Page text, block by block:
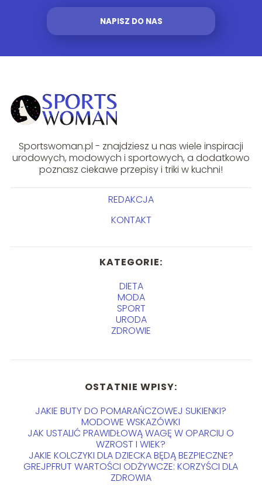
NAPISZ DO NAS
Sportswoman.pl - znajdziesz u nas wiele inspiracji
urodowych, modowych i sportowych, a dodatkowo
poznasz ciekawe przepisy i triki w kuchni!
REDAKCJA
KONTAKT
KATEGORIE:
DIETA
MODA
SPORT
URODA
ZDROWIE
OSTATNIE WPISY:
JAKIE BUTY DO POMARAŃCZOWEJ SUKIENKI?
MODOWE WSKAZÓWKI
JAK USTALIĆ PRAWIDŁOWĄ WAGĘ W OPARCIU O
WZROST I WIEK?
JAKIE KOLCZYKI DLA DZIECKA BĘDĄ BEZPIECZNE?
GREJPFRUT WARTOŚCI ODŻYWCZE: KORZYŚCI DLA
ZDROWIA